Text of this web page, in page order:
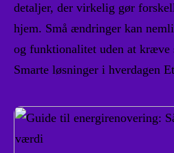
detaljer, der virkelig gør
hjem. Små ændringer kan
og funktionalitet uden at kræve
Smarte løsninger i hverdagen